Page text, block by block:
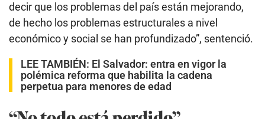
decir que los problemas del país están mejorando,
de hecho los problemas estructurales a nivel
económico y social se han profundizado”, sentenció.
LEE TAMBIÉN: El Salvador: entra en vigor la
polémica reforma que habilita la cadena
perpetua para menores de edad